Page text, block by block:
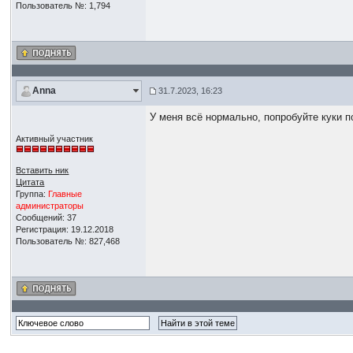
Пользователь №: 1,794
Anna 31.7.2023, 16:23
Активный участник
Вставить ник
Цитата
Группа: Главные
администраторы
Сообщений: 37
Регистрация: 19.12.2018
Пользователь №: 827,468
У меня всё нормально, попробуйте куки